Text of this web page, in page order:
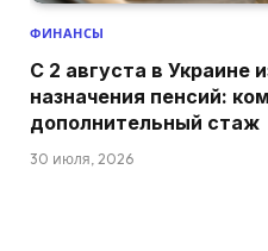
ФИНАНСЫ
С 2 августа в Украине
назначения пенсий:
дополнительный стаж
30 июля, 2026